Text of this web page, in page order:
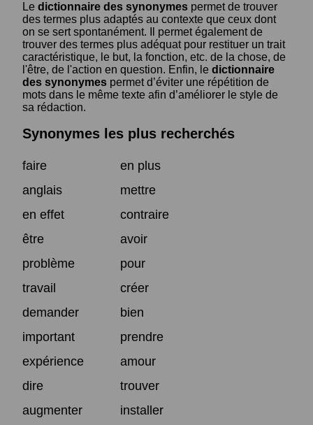
Le dictionnaire des synonymes permet de trouver
des termes plus adaptés au contexte que ceux dont
on se sert spontanément. Il permet également de
trouver des termes plus adéquat pour restituer un trait
caractéristique, le but, la fonction, etc. de la chose, de
l'être, de l'action en question. Enfin, le dictionnaire
des synonymes permet d’éviter une répétition de
mots dans le même texte afin d’améliorer le style de
sa rédaction.
Synonymes les plus recherchés
faire
en plus
anglais
mettre
en effet
contraire
être
avoir
problème
pour
travail
créer
demander
bien
important
prendre
expérience
amour
dire
trouver
augmenter
installer